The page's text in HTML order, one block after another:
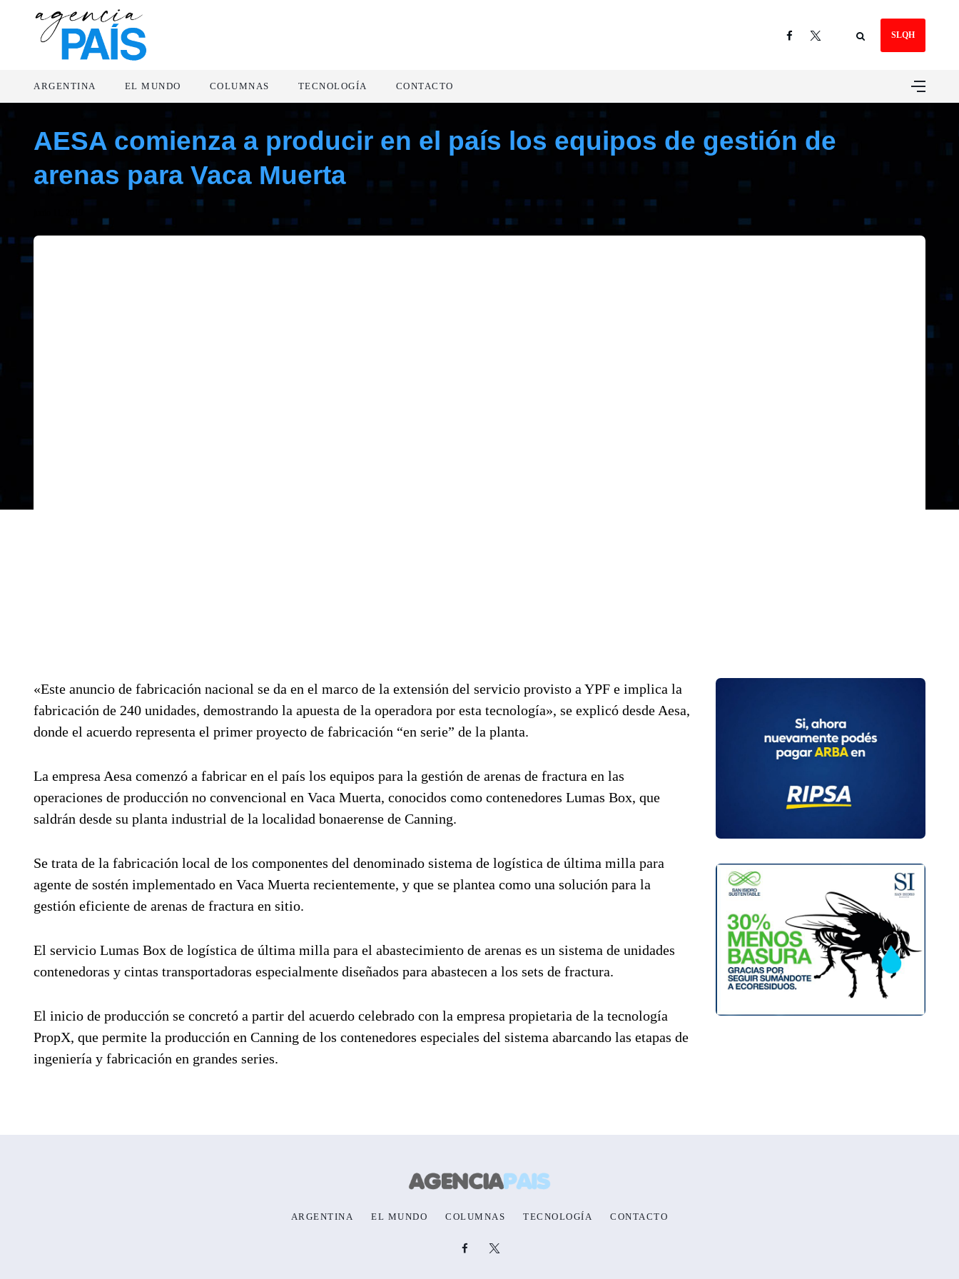
SLQH
ARGENTINA EL MUNDO COLUMNAS TECNOLOGÍA CONTACTO
AESA comienza a producir en el país los equipos de gestión de
arenas para Vaca Muerta
«Este anuncio de fabricación nacional se da en el marco de la extensión del servicio provisto a YPF e implica la
fabricación de 240 unidades, demostrando la apuesta de la operadora por esta tecnología», se explicó desde Aesa,
donde el acuerdo representa el primer proyecto de fabricación “en serie” de la planta.
La empresa Aesa comenzó a fabricar en el país los equipos para la gestión de arenas de fractura en las
operaciones de producción no convencional en Vaca Muerta, conocidos como contenedores Lumas Box, que
saldrán desde su planta industrial de la localidad bonaerense de Canning.
Se trata de la fabricación local de los componentes del denominado sistema de logística de última milla para
agente de sostén implementado en Vaca Muerta recientemente, y que se plantea como una solución para la
gestión eficiente de arenas de fractura en sitio.
El servicio Lumas Box de logística de última milla para el abastecimiento de arenas es un sistema de unidades
contenedoras y cintas transportadoras especialmente diseñados para abastecen a los sets de fractura.
El inicio de producción se concretó a partir del acuerdo celebrado con la empresa propietaria de la tecnología
PropX, que permite la producción en Canning de los contenedores especiales del sistema abarcando las etapas de
ingeniería y fabricación en grandes series.
ARGENTINA EL MUNDO COLUMNAS TECNOLOGÍA CONTACTO